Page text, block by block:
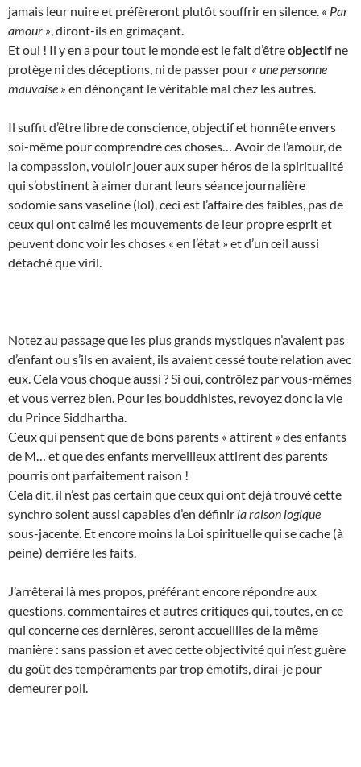
jamais leur nuire et préfèreront plutôt souffrir en silence. « Par
amour » , diront-ils en grimaçant.
Et oui ! Il y en a pour tout le monde est le fait d’êtreobjectif ne
protège ni des déceptions, ni de passer pour « une personne
mauvaise » en dénonçant le véritable mal chez les autres.
Il suffit d’être libre de conscience, objectif et honnête envers
soi-même pour comprendre ces choses… Avoir de l’amour, de
la compassion, vouloir jouer aux super héros de la spiritualité
qui s’obstinent à aimer durant leurs séance journalière
sodomie sans vaseline (lol), ceci est l’affaire des faibles, pas de
ceux qui ont calmé les mouvements de leur propre esprit et
peuvent donc voir les choses « en l’état » et d’un œil aussi
détaché que viril.
Notez au passage que les plus grands mystiques n’avaient pas
d’enfant ou s’ils en avaient, ils avaient cessé toute relation avec
eux. Cela vous choque aussi ? Si oui, contrôlez par vous-mêmes
et vous verrez bien. Pour les bouddhistes, revoyez donc la vie
du Prince Siddhartha.
Ceux qui pensent que de bons parents « attirent » des enfants
de M… et que des enfants merveilleux attirent des parents
pourris ont parfaitement raison !
Cela dit, il n’est pas certain que ceux qui ont déjà trouvé cette
synchro soient aussi capables d’en définir la raison logique
sous-jacente. Et encore moins la Loi spirituelle qui se cache (à
peine) derrière les faits.
J’arrêterai là mes propos, préférant encore répondre aux
questions, commentaires et autres critiques qui, toutes, en ce
qui concerne ces dernières, seront accueillies de la même
manière : sans passion et avec cette objectivité qui n’est guère
du goût des tempéraments par trop émotifs, dirai-je pour
demeurer poli.